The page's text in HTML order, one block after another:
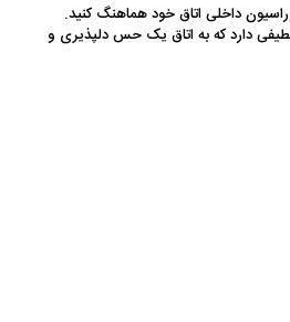
داخلی اتاق خود هماهنگ کنید.
دارد که به اتاق یک حس دلپذیری و